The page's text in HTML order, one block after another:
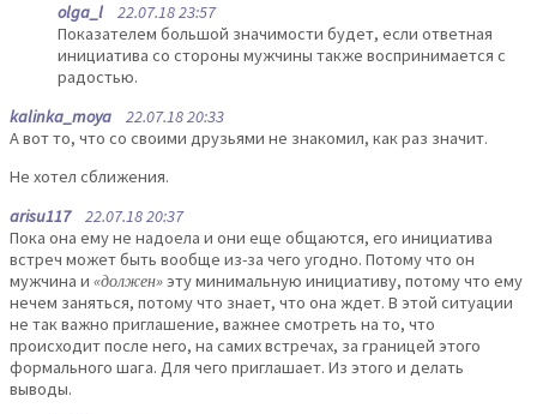
olga_l 22.07.18 23:57
Показателем большой значимости будет, если ответная
инициатива со стороны мужчины также воспринимается с
радостью.
kalinka_moya 22.07.18 20:33
А вот то, что со своими друзьями не знакомил, как раз значит.
Не хотел сближения.
arisu11722.07.18 20:37
Пока она ему не надоела и они еще общаются, его инициатива
встреч может быть вообще из-за чего угодно. Потому что он
мужчина и «должен»эту минимальную инициативу, потому что ему
нечем заняться, потому что знает, что она ждет. В этой ситуации
не так важно приглашение, важнее смотреть на то, что
происходит после него, на самих встречах, за границей этого
формального шага. Для чего приглашает. Из этого и делать
выводы.